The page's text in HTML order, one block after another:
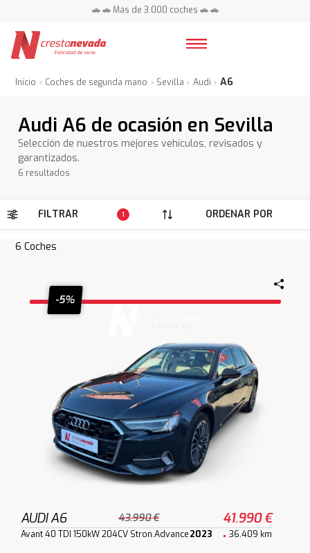
🚗 🚗 Más de 3.000 coches 🚗 🚗
Inicio Coches de segunda mano Sevilla Audi A6
Audi A6 de ocasión en Sevilla
Selección de nuestros mejores vehículos, revisados y
garantizados.
6 resultados
FILTRAR 1 ORDENAR POR
6 Coches
-5%
AUDI A6 43.990 € 41.990 €
Avant 40 TDI 150kW 204CV Stron.Advance2023 36.409 km